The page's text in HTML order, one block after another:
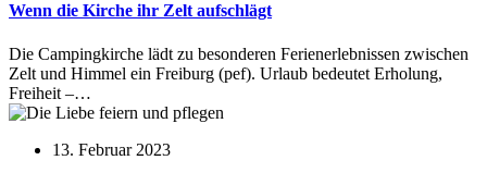
Wenn die Kirche ihr Zelt aufschlägt
Die Campingkirche lädt zu besonderen Ferienerlebnissen zwischen
Zelt und Himmel ein Freiburg (pef). Urlaub bedeutet Erholung,
Freiheit –…
13. Februar 2023